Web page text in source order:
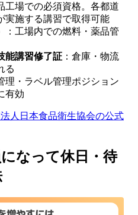
工場での必須資格。各都道
実施する講習で取得可能
：工場内での燃料・薬品管
能講習修了証 ：倉庫・物流
る
理・ラベル管理ポジション
有効
人日本食品衛生協会の公式
なって休日・待